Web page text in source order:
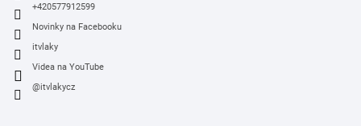
+420577912599
Novinky na Facebooku
itvlaky
Videa na YouTube
@itvlakycz